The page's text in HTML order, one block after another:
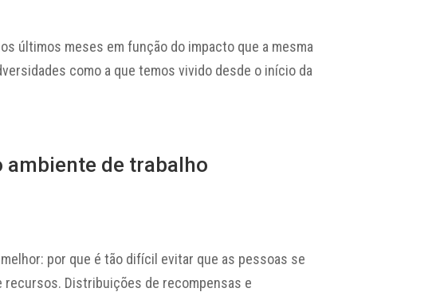
últimos meses em função do impacto que a mesma
como a que temos vivido desde o início da
ambiente de trabalho
por que é tão difícil evitar que as pessoas se
recursos. Distribuições de recompensas e